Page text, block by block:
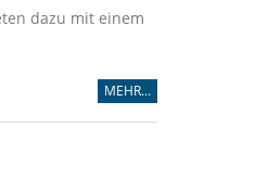
dazu mit einem
MEHR...